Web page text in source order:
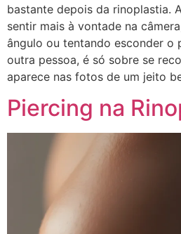
bastante depois da rinoplastia.
sentir mais à vontade na
ângulo ou tentando esconder o
outra pessoa, é só sobre se
aparece nas fotos de um jeito
Piercing na